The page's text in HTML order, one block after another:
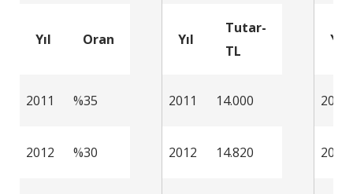
Yıl Oran Yıl
Tutar-
TL
Yıl
2011 %35 2011 14.000 2011
2012 %30 2012 14.820 2012